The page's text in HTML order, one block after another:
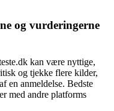
og vurderingerne
kan være nyttige,
og tjekke flere kilder,
en anmeldelse. Bedste
med andre platforms